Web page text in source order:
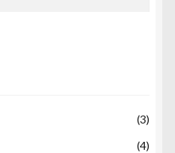
(3)
(4)